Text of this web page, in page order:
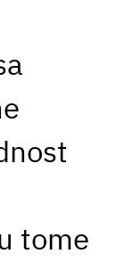
tome